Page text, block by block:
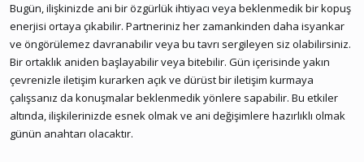
Bugün, ilişkinizde ani bir özgürlük ihtiyacı veya beklenmedik bir kopuş
enerjisi ortaya çıkabilir. Partneriniz her zamankinden daha isyankar
ve öngörülemez davranabilir veya bu tavrı sergileyen siz olabilirsiniz.
Bir ortaklık aniden başlayabilir veya bitebilir. Gün içerisinde yakın
çevrenizle iletişim kurarken açık ve dürüst bir iletişim kurmaya
çalışsanız da konuşmalar beklenmedik yönlere sapabilir. Bu etkiler
altında, ilişkilerinizde esnek olmak ve ani değişimlere hazırlıklı olmak
günün anahtarı olacaktır.